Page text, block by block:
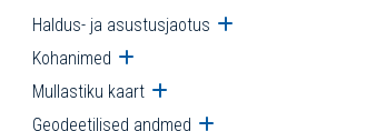
Haldus- ja asustusjaotus Ava alammenüü
Kohanimed Ava alammenüü
Mullastiku kaart Ava alammenüü
Geodeetilised andmed Ava alammenüü